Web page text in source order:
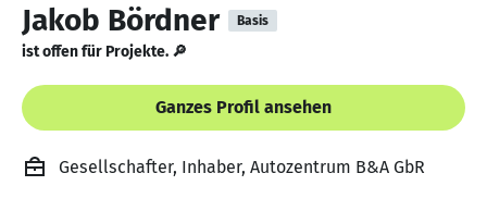
Jakob Bördner Basis
ist offen für Projekte. 🔎
Ganzes Profil ansehen
Gesellschafter, Inhaber, Autozentrum B&A GbR